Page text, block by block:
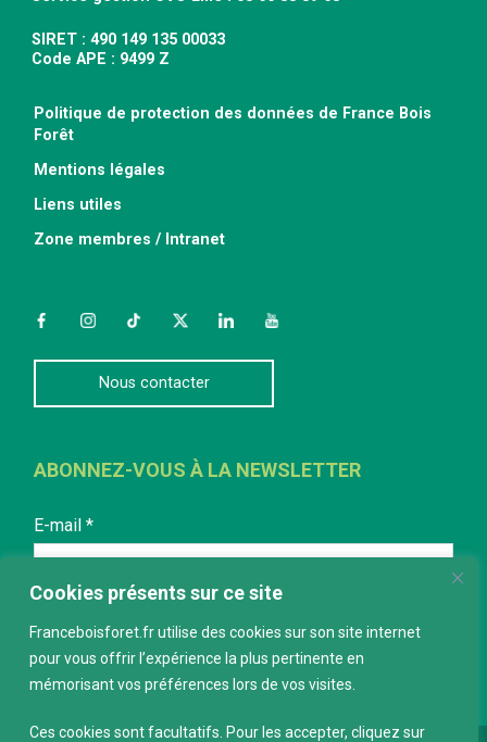
Cookies présents sur ce site
Franceboisforet.fr utilise des cookies sur son site internet
pour vous offrir l’expérience la plus pertinente en
mémorisant vos préférences lors de vos visites.
Ces cookies sont facultatifs. Pour les accepter, cliquez sur
SIRET : 490 149 135 00033
Code APE : 9499 Z
Politique de protection des données de France Bois
Forêt
Mentions légales
Liens utiles
Zone membres / Intranet
FacebookInstagramTikTokTwitterLinkedInYouTube
Nous contacter
ABONNEZ-VOUS À LA NEWSLETTER
E-mail *